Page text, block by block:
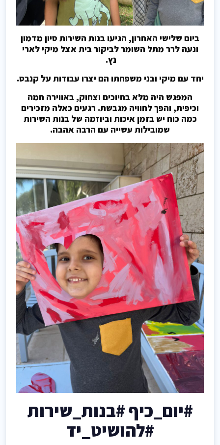
ביום שלישי האחרון, הגיעו בנות השירות סיון מדמון
ונעה לרר מתל השומר לביקור בית אצל מיקי לארי
נץ.
יחד עם מיקי ובני משפחתו הם יצרו עבודות על קנבס.
המפגש היה מלא בחיוכים וצחוק, באווירה חמה
וכיפית, והפך לחוויה מגבשת. רגעים כאלה מזכירים
כמה כוח יש בזמן איכות וביוזמה של בנות השירות
שמובילות עשייה עם הרבה אהבה.
#יום_כיף #בנות_שירות
#להושיט_יד